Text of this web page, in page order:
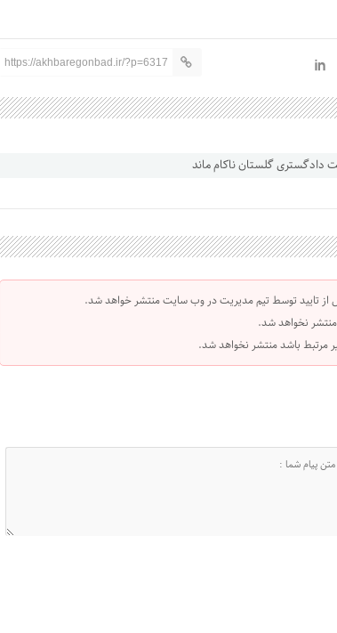
https://akhbaregonbad.ir/?p=6317
تایید توسط تیم مدیریت در وب سایت منتشر خواهد شد.
منتشر نخواهد شد.
مرتبط باشد منتشر نخواهد شد.